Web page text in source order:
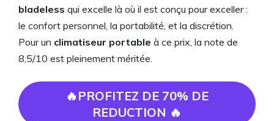
bladeless qui excelle là où il est conçu pour exceller :
le confort personnel, la portabilité, et la discrétion.
Pour un climatiseur portable à ce prix, la note de
8,5/10 est pleinement méritée.
🔥PROFITEZ DE 70% DE
REDUCTION 🔥